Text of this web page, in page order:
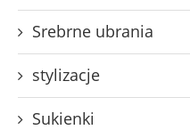
Srebrne ubrania
stylizacje
Sukienki